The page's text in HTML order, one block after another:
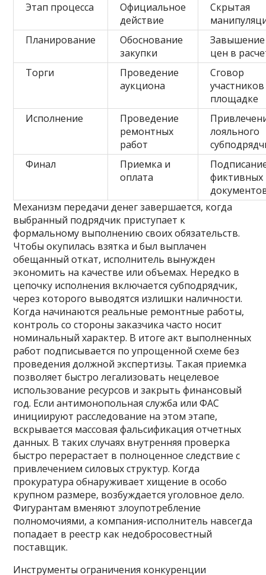
Этап процесса
Официальное
действие
Скрытая
Планирование
Обоснование
закупки
Завышение
цен в
Торги
Проведение
аукциона
Сговор
площадке
Исполнение
Проведение
ремонтных
работ
лояльного
Финал
Приемка и
оплата
фиктивных
Механизм передачи денег завершается, когда
выбранный подрядчик приступает к
формальному выполнению своих обязательств.
Чтобы окупилась взятка и был выплачен
обещанный откат, исполнитель вынужден
экономить на качестве или объемах. Нередко в
цепочку исполнения включается субподрядчик,
через которого выводятся излишки наличности.
Когда начинаются реальные ремонтные работы,
контроль со стороны заказчика часто носит
номинальный характер. В итоге акт выполненных
работ подписывается по упрощенной схеме без
проведения должной экспертизы. Такая приемка
позволяет быстро легализовать нецелевое
использование ресурсов и закрыть финансовый
год. Если антимонопольная служба или ФАС
инициируют расследование на этом этапе,
вскрывается массовая фальсификация отчетных
данных. В таких случаях внутренняя проверка
быстро перерастает в полноценное следствие с
привлечением силовых структур. Когда
прокуратура обнаруживает хищение в особо
крупном размере, возбуждается уголовное дело.
Фигурантам вменяют злоупотребление
полномочиями, а компания-исполнитель навсегда
попадает в реестр как недобросовестный
поставщик.
Инструменты ограничения конкуренции